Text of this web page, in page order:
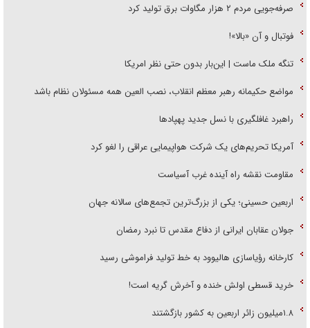
صرفه‌جویی مردم ۲ هزار مگاوات برق تولید کرد
فوتبال و آن «بالا»!
تنگه ملک ماست | این‌بار بدون حتی نظر امریکا
مواضع حکیمانه رهبر معظم انقلاب، نصب العین همه مسئولان نظام باشد
راهبرد غافلگیری با نسل جدید پهپاد‌ها
آمریکا تحریم‌های یک شرکت هواپیمایی عراقی را لغو کرد
مقاومت نقشه راه آینده غرب آسیاست
اربعین حسینی؛ یکی از بزرگ‌ترین تجمع‌های سالانه جهان
جولان عقابان ایرانی از دفاع مقدس تا نبرد رمضان
کارخانه رؤیاسازی هالیوود به خط تولید فراموشی رسید
خرید قسطی اولش خنده و آخرش گریه است!
۱.۸میلیون زائر اربعین به کشور بازگشتند